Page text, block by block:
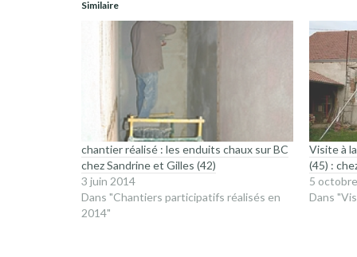
nouvelle
fenêtre)fenêtre)
Similaire
chantier réalisé : les enduits chaux sur BC
chez Sandrine et Gilles (42)
3 juin 2014
Dans "Chantiers participatifs réalisés en
2014"
Visite à
(45) :
5
Dans